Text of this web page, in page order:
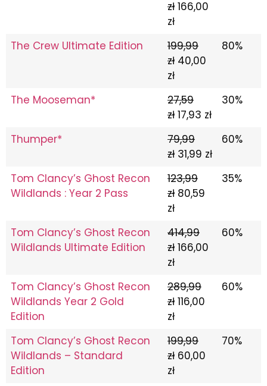
zł 166,00
zł
The Crew Ultimate Edition
199,99
zł 40,00
zł
80%
The Mooseman*
27,59
zł 17,93 zł
30%
Thumper*
79,99
zł 31,99 zł
60%
Tom Clancy’s Ghost Recon
Wildlands : Year 2 Pass
123,99
zł 80,59
zł
35%
Tom Clancy’s Ghost Recon
Wildlands Ultimate Edition
414,99
zł 166,00
zł
60%
Tom Clancy’s Ghost Recon
Wildlands Year 2 Gold
Edition
289,99
zł 116,00
zł
60%
Tom Clancy’s Ghost Recon
Wildlands – Standard
Edition
199,99
zł 60,00
zł
70%